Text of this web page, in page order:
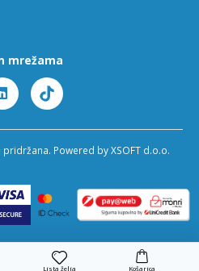
Lista želja Košarica
mrežama
Powered by XSOFT d.o.o.